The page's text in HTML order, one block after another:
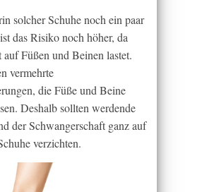
solcher Schuhe noch ein paar
das Risiko noch höher, da
Füßen und Beinen lastet.
vermehrte
die Füße und Beine
Deshalb sollten werdende
der Schwangerschaft ganz auf
verzichten.